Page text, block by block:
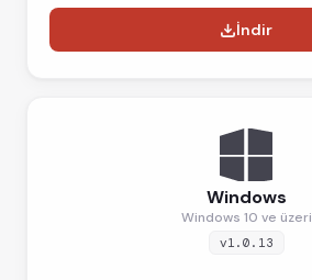
İndir
Windows
Windows 10 ve üzeri
v1.0.13